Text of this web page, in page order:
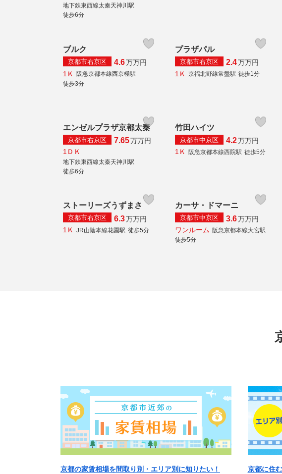
地下鉄東西線太秦天神川駅
徒歩6分
ブルク
京都市右京区 4.6万万円
1Ｋ
阪急京都本線西京極駅
徒歩3分
プラザパル
京都市右京区 2.4万万円
1Ｋ
京福北野線常盤駅 徒歩1分
エンゼルプラザ京都太秦
京都市右京区 7.65万万円
1ＤＫ
地下鉄東西線太秦天神川駅
徒歩6分
竹田ハイツ
京都市中京区 4.2万万円
1Ｋ 阪急京都本線西院駅 徒歩5分
ストーリーズうずまさ
京都市右京区 6.3万万円
1Ｋ
JR山陰本線花園駅 徒歩5分
カーサ・ドマーニ
京都市中京区 3.6万万円
ワンルーム 阪急京都本線大宮駅
徒歩5分
京都の家賃相場を間取り別・エリア別に知りたい！
京都に住